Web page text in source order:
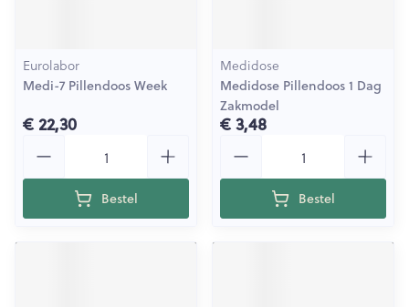
Eurolabor
Medi-7 Pillendoos Week
€ 22,30
Bestel
Medidose
Medidose Pillendoos 1 Dag
Zakmodel
€ 3,48
Bestel